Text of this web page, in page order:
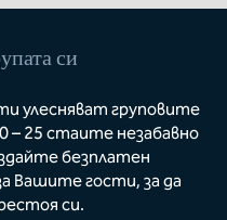
си
улесняват груповите
– 25 стаите незабавно
безплатен
Вашите гости, за да
си.